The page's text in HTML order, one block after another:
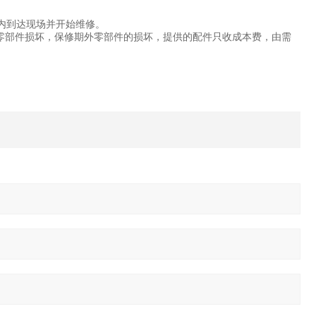
达现场并开始维修。
件损坏，保修期外零部件的损坏，提供的配件只收成本费，由需